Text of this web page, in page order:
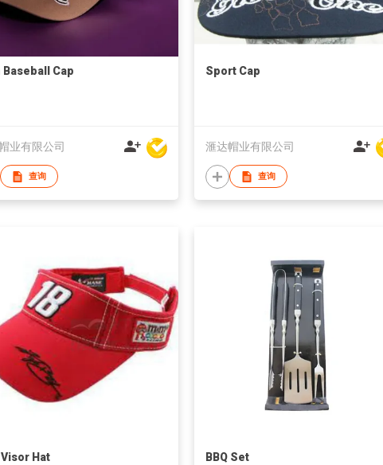
Baseball Cap
业有限公司
查询
Sport Cap
滙达帽业有限公司
查询
Hat BBQ Set